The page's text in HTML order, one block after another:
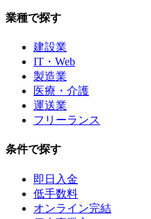
業種で探す
建設業
IT・Web
製造業
医療・介護
運送業
フリーランス
条件で探す
即日入金
低手数料
オンライン完結